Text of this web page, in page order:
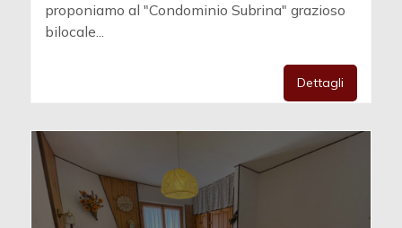
proponiamo al "Condominio Subrina" grazioso
bilocale...
Dettagli